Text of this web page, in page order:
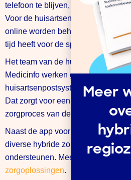
telefoon te blijven, maar stellen
Voor de huisartsenpost zorgt de
online worden behandeld,
tijd heeft voor de spoedgevallen.
Het team van de huisartsenpost en
Medicinfo werken geïntegreerd in
huisartsenpostsysteem en volgens
Dat zorgt voor een naadloze
zorgproces van de huisartsenpost.
Naast de app voor Dokterswacht
diverse hybride zorgdiensten om
ondersteunen. Meer informatie over
zorgoplossingen.
Meer